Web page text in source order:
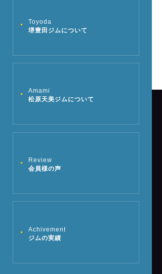
Toyoda
堺豊田ジムについて
Amami
松原天美ジムについて
Review
会員様の声
Achivement
ジムの実績